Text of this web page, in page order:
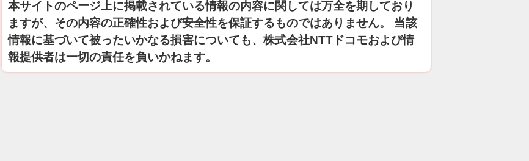
本サイトのページ上に掲載されている情報の内容に関しては万全を期しており
ますが、その内容の正確性および安全性を保証するものではありません。 当該
情報に基づいて被ったいかなる損害についても、株式会社NTTドコモおよび情
報提供者は一切の責任を負いかねます。